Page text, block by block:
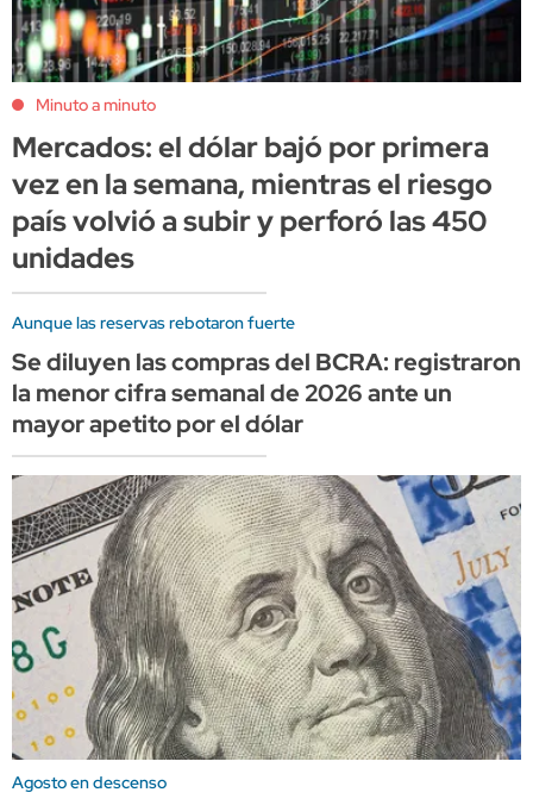
Minuto a minuto
Mercados: el dólar bajó por primera
vez en la semana, mientras el riesgo
país volvió a subir y perforó las 450
unidades
Aunque las reservas rebotaron fuerte
Se diluyen las compras del BCRA: registraron
la menor cifra semanal de 2026 ante un
mayor apetito por el dólar
Agosto en descenso